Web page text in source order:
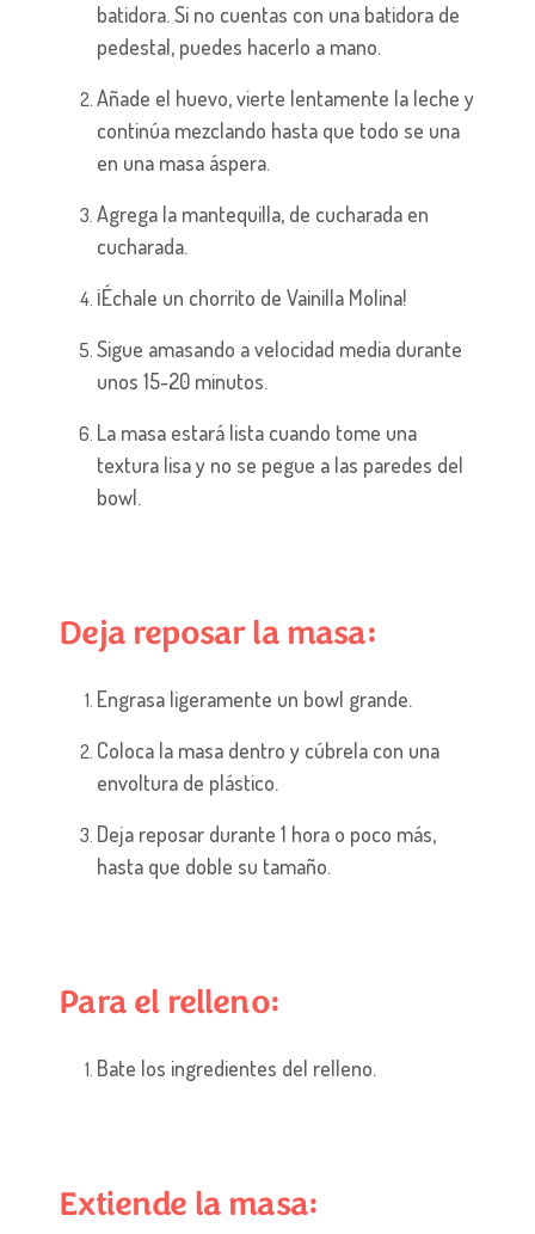
batidora. Si no cuentas con una batidora de
pedestal, puedes hacerlo a mano.
Añade el huevo, vierte lentamente la leche y
continúa mezclando hasta que todo se una
en una masa áspera.
Agrega la mantequilla, de cucharada en
cucharada.
¡Échale un chorrito de Vainilla Molina!
Sigue amasando a velocidad media durante
unos 15-20 minutos.
La masa estará lista cuando tome una
textura lisa y no se pegue a las paredes del
bowl.
Deja reposar la masa:
Engrasa ligeramente un bowl grande.
Coloca la masa dentro y cúbrela con una
envoltura de plástico.
Deja reposar durante 1 hora o poco más,
hasta que doble su tamaño.
Para el relleno:
Bate los ingredientes del relleno.
Extiende la masa: